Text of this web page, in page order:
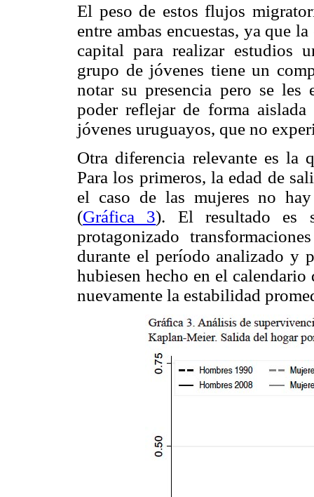
El peso de estos flujos
entre ambas encuestas, ya que
capital para realizar estudios
grupo de jóvenes tiene un
notar su presencia pero se les
poder reflejar de forma
jóvenes uruguayos, que no
Otra diferencia relevante es la
Para los primeros, la edad de
el caso de las mujeres no hay
(Gráfica 3). El resultado es
protagonizado
durante el período analizado y
hubiesen hecho en el
nuevamente la estabilidad